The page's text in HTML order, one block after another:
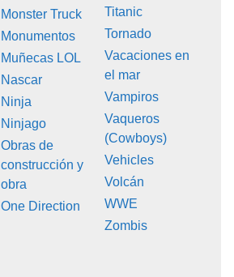
Monster Truck
Monumentos
Muñecas LOL
Nascar
Ninja
Ninjago
Obras de
construcción y
obra
One Direction
Titanic
Tornado
Vacaciones en
el mar
Vampiros
Vaqueros
(Cowboys)
Vehicles
Volcán
WWE
Zombis